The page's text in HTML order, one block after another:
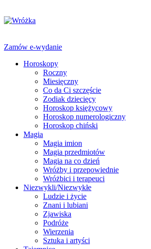
Zamów e-wydanie
Horoskopy
Roczny
Miesięczny
Co da Ci szczęście
Zodiak dziecięcy
Horoskop księżycowy
Horoskop numerologiczny
Horoskop chiński
Magia
Magia imion
Magia przedmiotów
Magia na co dzień
Wróżby i przepowiednie
Wróżbici i terapeuci
Niezwykli/Niezwykłe
Ludzie i życie
Znani i lubiani
Zjawiska
Podróże
Wierzenia
Sztuka i artyści